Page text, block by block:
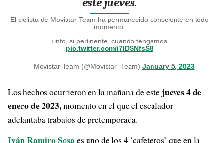
este jueves.
El ciclista de Movistar Team ha permanecido consciente en todo
momento.
+info, si pertinente, cuando tengamos.
pic.twitter.com/i7lDSNfsS8
— Movistar Team (@Movistar_Team) January 5, 2023
Los hechos ocurrieron en la mañana de este jueves 4 de
enero de 2023,momento en el que el escalador
adelantaba trabajos de pretemporada.
Iván Ramiro Sosaes uno de los 4 ‘cafeteros’ que en la